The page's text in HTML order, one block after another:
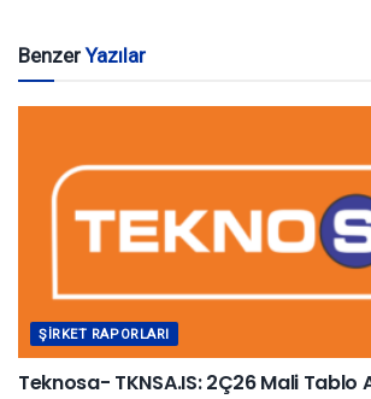
BenzerYazılar
ŞIRKET RAPORLARI
Teknosa- TKNSA.IS: 2Ç26 Mali Tablo